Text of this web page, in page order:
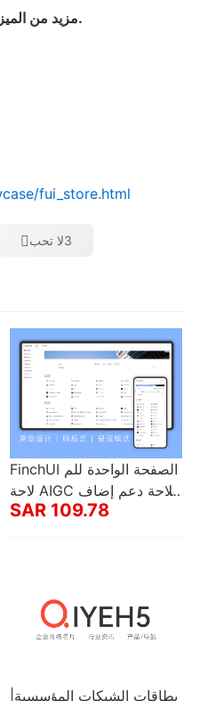
مزيد من الميزات تدعوك لتجربة خلفية موقعنا.
fui_store.html
لا تحب3
FinchUI الصفحة الواحدة للم
لاحة AIGC للملاحة دعم إضاف
ة عناوين الويب بالجملة
SAR 109.78
بطاقات الشبكات المؤسسية|